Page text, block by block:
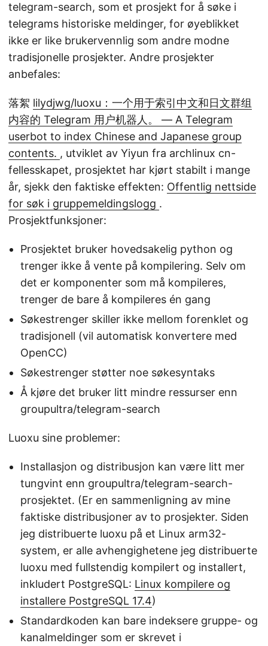
telegram-search, som et prosjekt for å søke i
telegrams historiske meldinger, for øyeblikket
ikke er like brukervennlig som andre modne
tradisjonelle prosjekter. Andre prosjekter
anbefales:
落絮 lilydjwg/luoxu：一个用于索引中文和日文群组
内容的 Telegram 用户机器人。 — A Telegram
userbot to index Chinese and Japanese group
contents. , utviklet av Yiyun fra archlinux cn-
fellesskapet, prosjektet har kjørt stabilt i mange
år, sjekk den faktiske effekten: Offentlig nettside
for søk i gruppemeldingslogg .
Prosjektfunksjoner:
Prosjektet bruker hovedsakelig python og
trenger ikke å vente på kompilering. Selv om
det er komponenter som må kompileres,
trenger de bare å kompileres én gang
Søkestrenger skiller ikke mellom forenklet og
tradisjonell (vil automatisk konvertere med
OpenCC)
Søkestrenger støtter noe søkesyntaks
Å kjøre det bruker litt mindre ressurser enn
groupultra/telegram-search
Luoxu sine problemer:
Installasjon og distribusjon kan være litt mer
tungvint enn groupultra/telegram-search-
prosjektet. (Er en sammenligning av mine
faktiske distribusjoner av to prosjekter. Siden
jeg distribuerte luoxu på et Linux arm32-
system, er alle avhengighetene jeg distribuerte
luoxu med fullstendig kompilert og installert,
inkludert PostgreSQL: Linux kompilere og
installere PostgreSQL 17.4)
Standardkoden kan bare indeksere gruppe- og
kanalmeldinger som er skrevet i